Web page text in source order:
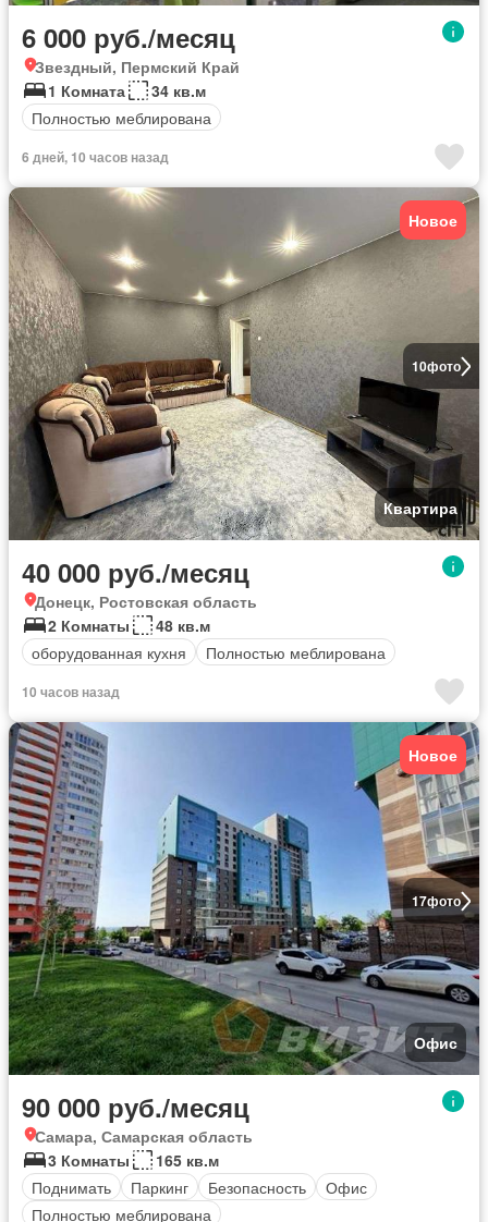
6 000 руб./месяц
Звездный, Пермский Край
1 Комната
34 кв.м
Полностью меблирована
6 дней, 10 часов назад
10фото
Новое
Квартира
40 000 руб./месяц
Донецк, Ростовская область
2 Комнаты
48 кв.м
оборудованная кухня
Полностью меблирована
10 часов назад
17фото
Новое
Офис
90 000 руб./месяц
Самара, Самарская область
3 Комнаты
165 кв.м
Поднимать
Паркинг Безопасность
Офис
Полностью меблирована